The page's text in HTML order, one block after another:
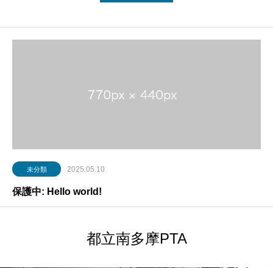
未分類 2025.05.10
保護中: Hello world!
都立南多摩PTA